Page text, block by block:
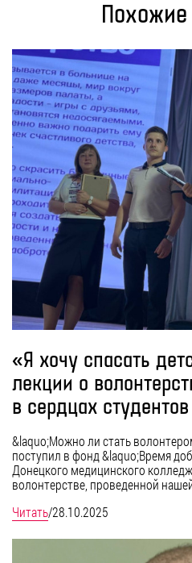
Похожие
«Я хочу спасать
лекции о
в сердцах студентов
&laquo;Можно ли стать
поступил в фонд &laquo;Время
Донецкого медицинского
волонтерстве, проведенной
Читать/28.10.2025